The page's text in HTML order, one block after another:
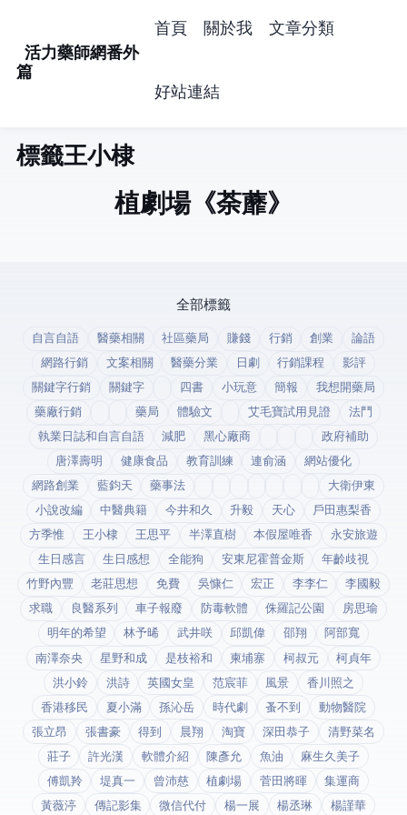
活力藥師網番外
篇
首頁 關於我 文章分類
好站連結
標籤: 王小棣 (1)
植劇場-《荼蘼》
全部標籤
自言自語 醫藥相關 社區藥局 賺錢 行銷 創業
論語
網路行銷
文案相關 醫藥分業 日劇 行銷課程
影評
關鍵字行銷
關鍵字 四書 小玩意 簡報
我想開藥局
藥廠行銷
藥局 體驗文 艾毛寶試用見證
法鬥
執業日誌和自言自語
減肥 黑心廠商
政府補助
唐澤壽明
健康食品 教育訓練 連俞涵
網站優化
網路創業
藍鈞天 藥事法
大衛伊東
小說改編
中醫典籍 今井和久 升毅 天心
戶田惠梨香
方季惟
王小棣 王思平 半澤直樹 本假屋唯香
永安旅遊
生日感言
生日感想 全能狗 安東尼霍普金斯
年齡歧視
竹野內豐
老莊思想 免費 吳慷仁 宏正 李李仁
李國毅
求職
良醫系列 車子報廢 防毒軟體 侏羅記公園
房思瑜
明年的希望
林予晞 武井咲 邱凱偉 邵翔
阿部寬
南澤奈央
星野和成 是枝裕和 柬埔寨 柯叔元
柯貞年
洪小鈴
洪詩 英國女皇 范宸菲 風景
香川照之
香港移民
夏小滿 孫沁岳 時代劇 蚤不到
動物醫院
張立昂
張書豪 得到app 晨翔 淘寶 深田恭子
清野菜名
莊子
許光漢 軟體介紹 陳彥允 魚油
麻生久美子
傅凱羚
堤真一 曾沛慈 植劇場 菅田將暉
集運商
黃薇渟
傳記影集 微信代付 楊一展 楊丞琳 楊謹華